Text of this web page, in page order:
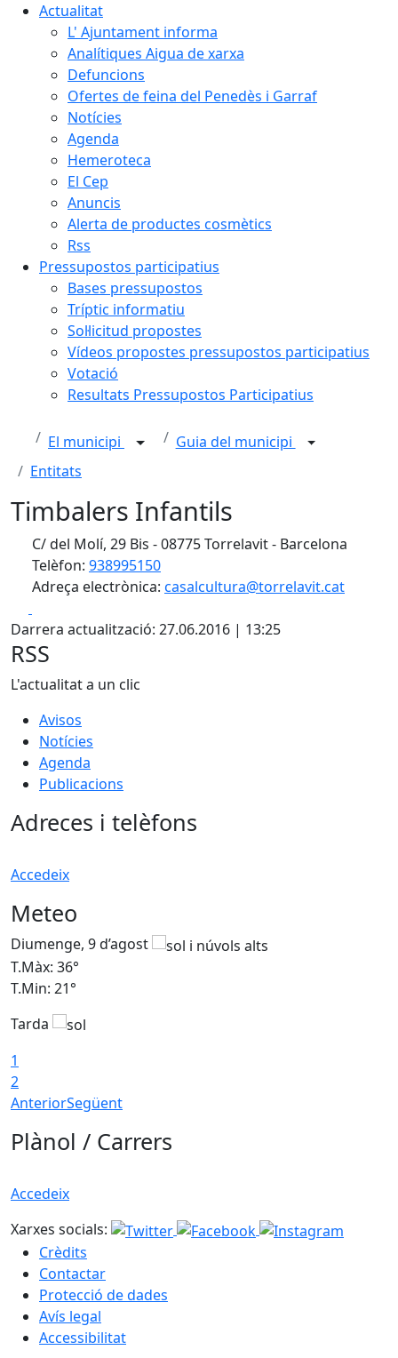
Actualitat
L' Ajuntament informa
Analítiques Aigua de xarxa
Defuncions
Ofertes de feina del Penedès i Garraf
Notícies
Agenda
Hemeroteca
El Cep
Anuncis
Alerta de productes cosmètics
Rss
Pressupostos participatius
Bases pressupostos
Tríptic informatiu
Sol·licitud propostes
Vídeos propostes pressupostos participatius
Votació
Resultats Pressupostos Participatius
El municipi
Guia del municipi
Entitats
Timbalers Infantils
C/ del Molí, 29 Bis - 08775 Torrelavit - Barcelona
Telèfon: 938995150
Adreça electrònica: casalcultura@torrelavit.cat
Darrera actualització: 27.06.2016 | 13:25
RSS
L'actualitat a un clic
Avisos
Notícies
Agenda
Publicacions
Adreces i telèfons
Accedeix
Meteo
Diumenge, 9 d’agost
T.Màx: 36°
T.Min: 21°
Tarda
1
2
AnteriorSegüent
Plànol / Carrers
Accedeix
Xarxes socials:
Crèdits
Contactar
Protecció de dades
Avís legal
Accessibilitat